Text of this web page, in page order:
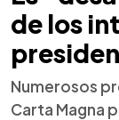
de los
Numerosos
Carta Magna